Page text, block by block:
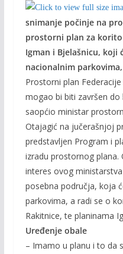
e
b
o
o
k
itt
er
ai
l
snimanje počinje na
prostorni plan za
Igman i Bjelašnicu, koji
nacionalnim
Prostorni plan
mogao bi biti završen
saopćio ministar
Otajagić na jučerašnjoj
predstavljen Program i
izradu prostornog
interes ovog
posebna područja, koja
parkovima, a radi se o
Rakitnice, te planinama
Uređenje obale
– Imamo u planu i to da